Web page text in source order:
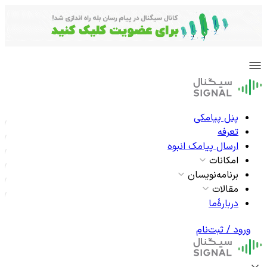
پنل پیامکی
تعرفه
ارسال پیامک انبوه
امکانات
برنامه‌نویسان
مقالات
دربارۀما
ورود / ثبت‌نام